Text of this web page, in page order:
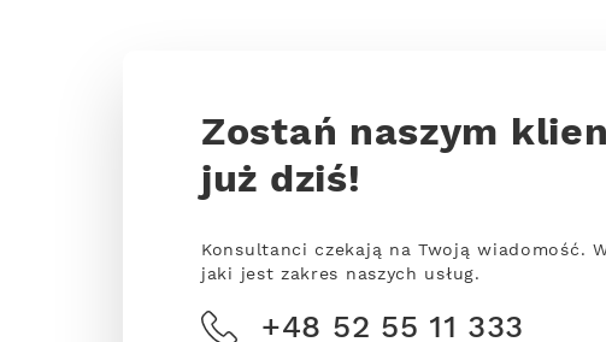
Zostań naszym
już dziś!
Konsultanci czekają na Twoją wiadomość.
jaki jest zakres naszych usług.
+48 52 55 11 333